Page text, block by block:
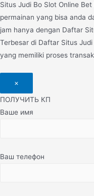
Situs Judi Bo Slot Online
permainan yang bisa anda
jam hanya dengan Daftar
Terbesar di Daftar Situs
yang memiliki proses
×
ПОЛУЧИТЬ КП
Ваше имя
Ваш телефон